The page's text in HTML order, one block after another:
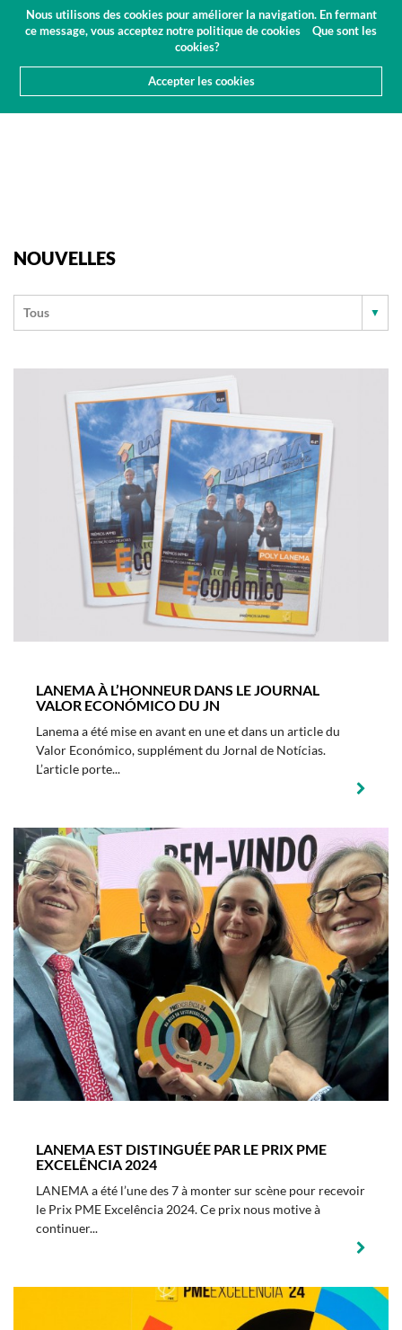
Nous utilisons des cookies pour améliorer la navigation. En fermant
ce message, vous acceptez notre politique de cookies
Que sont les
cookies?
Accepter les cookies
FR
Espace client
Budget(0)
NOUVELLES
LANEMA À L’HONNEUR DANS LE JOURNAL
VALOR ECONÓMICO DU JN
Lanema a été mise en avant en une et dans un article du
Valor Económico, supplément du Jornal de Notícias.
L’article porte...
LANEMA EST DISTINGUÉE PAR LE PRIX PME
EXCELÊNCIA 2024
LANEMA a été l’une des 7 à monter sur scène pour recevoir
le Prix PME Excelência 2024. Ce prix nous motive à
continuer...